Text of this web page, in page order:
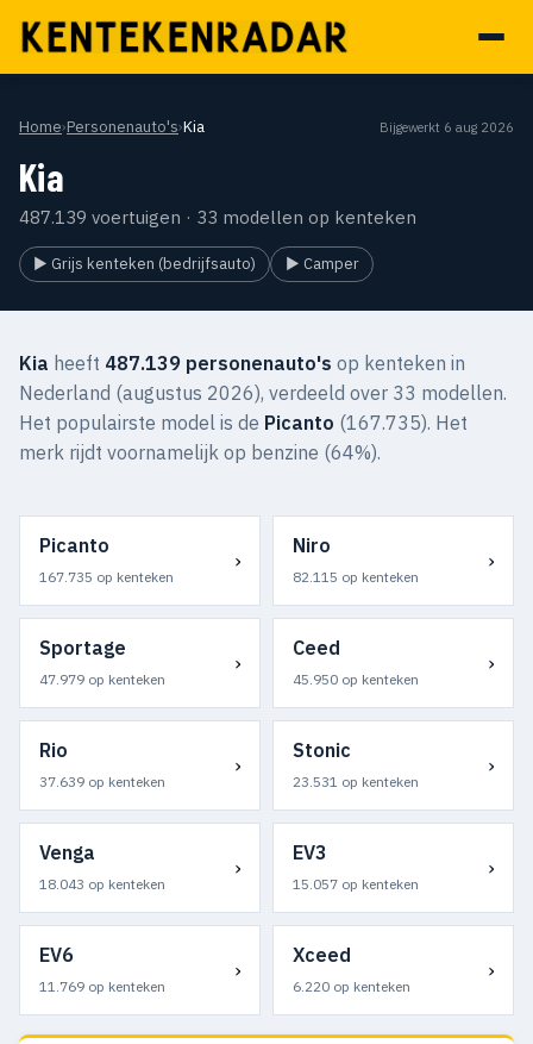
Home›Personenauto's›Kia Bijgewerkt 6 aug 2026
Kia
487.139 voertuigen · 33 modellen op kenteken
▶ Grijs kenteken (bedrijfsauto) ▶ Camper
Kia heeft 487.139 personenauto's op kenteken in
Nederland (augustus 2026), verdeeld over 33 modellen.
Het populairste model is de Picanto (167.735). Het
merk rijdt voornamelijk op benzine (64%).
Picanto
167.735 op kenteken
›
Niro
82.115 op kenteken
›
Sportage
47.979 op kenteken
›
Ceed
45.950 op kenteken
›
Rio
37.639 op kenteken
›
Stonic
23.531 op kenteken
›
Venga
18.043 op kenteken
›
EV3
15.057 op kenteken
›
EV6
11.769 op kenteken
›
Xceed
6.220 op kenteken
›